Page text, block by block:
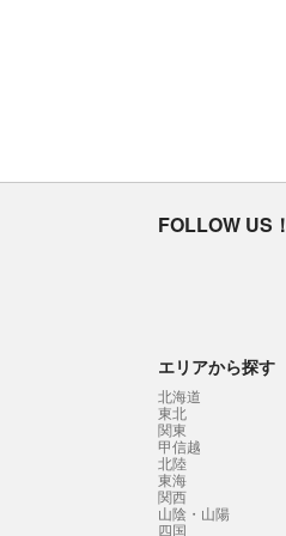
FOLLOW US！
エリアから探す
北海道
東北
関東
甲信越
北陸
東海
関西
山陰・山陽
四国